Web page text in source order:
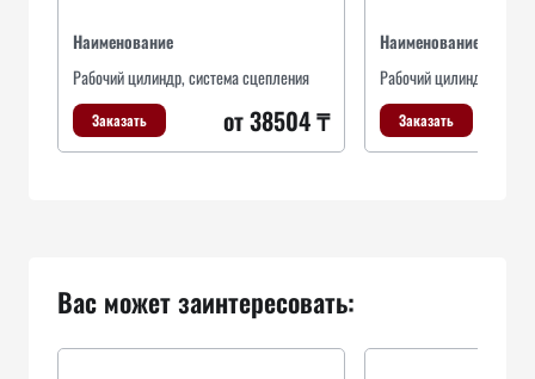
Наименование
Рабочий цилиндр, система сцепления
Заказать от 38504 ₸
Наименование
Рабочий цилиндр,
Заказать
Вас может заинтересовать: